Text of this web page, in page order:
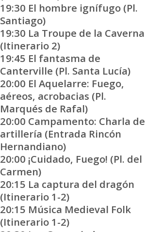
19:30 El hombre ignífugo (Pl.
Santiago)
19:30 La Troupe de la Caverna
(Itinerario 2)
19:45 El fantasma de
Canterville (Pl. Santa Lucía)
20:00 El Aquelarre: Fuego,
aéreos, acrobacias (Pl.
Marqués de Rafal)
20:00 Campamento: Charla de
artillería (Entrada Rincón
Hernandiano)
20:00 ¡Cuidado, Fuego! (Pl. del
Carmen)
20:15 La captura del dragón
(Itinerario 1-2)
20:15 Música Medieval Folk
(Itinerario 1-2)